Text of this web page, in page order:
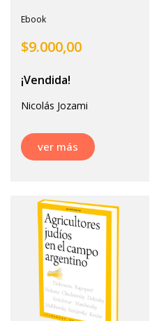
Ebook
$9.000,00
¡Vendida!
Nicolás Jozami
ver más